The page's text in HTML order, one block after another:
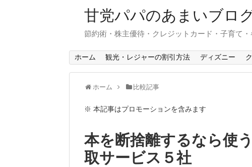
甘党パパのあまいブロ
節約術・株主優待・クレジットカード・子育て
ホーム 観光・レジャーの割引方法 ディズニー
ホーム 比較記事
※ 本記事はプロモーションを含みます
本を断捨離するなら使
取サービス５社